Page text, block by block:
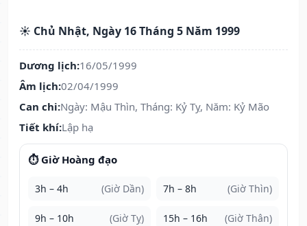
☀️ Chủ Nhật, Ngày 16 Tháng 5 Năm 1999
Dương lịch:16/05/1999
Âm lịch:02/04/1999
Can chi:Ngày: Mậu Thìn, Tháng: Kỷ Tỵ, Năm: Kỷ Mão
Tiết khí:Lập hạ
⏱️ Giờ Hoàng đạo
3h – 4h (Giờ Dần) 7h – 8h (Giờ Thìn)
9h – 10h (Giờ Tỵ) 15h – 16h (Giờ Thân)